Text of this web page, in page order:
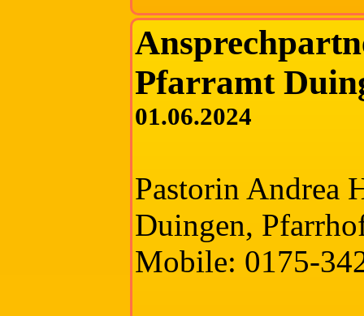
Pfarramt
01.06.2024
Pastorin Andrea
Duingen,
Mobile: 0175-